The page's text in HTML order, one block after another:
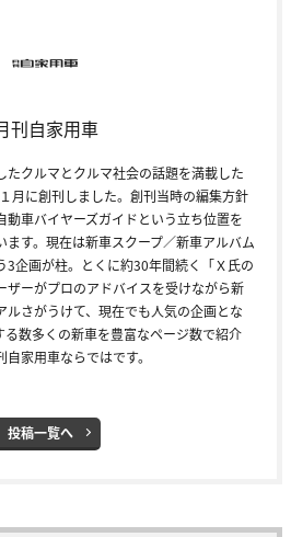
刊自家用車
たクルマとクルマ社会の話題を満載した
月に創刊しました。創刊当時の編集方針
動車バイヤーズガイドという立ち位置を
す。現在は新車スクープ／新車アルバム
3企画が柱。とくに約30年間続く「Ｘ氏の
ザーがプロのアドバイスを受けながら新
さがうけて、現在でも人気の企画とな
る数多くの新車を豊富なページ数で紹介
家用車ならではです。
投稿一覧へ